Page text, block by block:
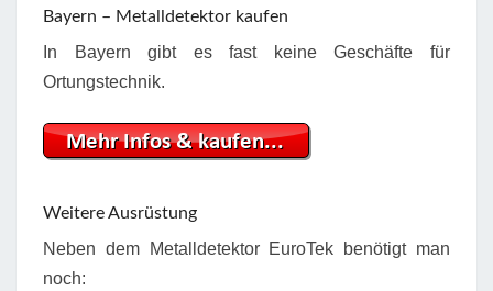
Bayern – Metalldetektor kaufen
In Bayern gibt es fast keine Geschäfte für
Ortungstechnik.
Weitere Ausrüstung
Neben dem Metalldetektor EuroTek benötigt man
noch: